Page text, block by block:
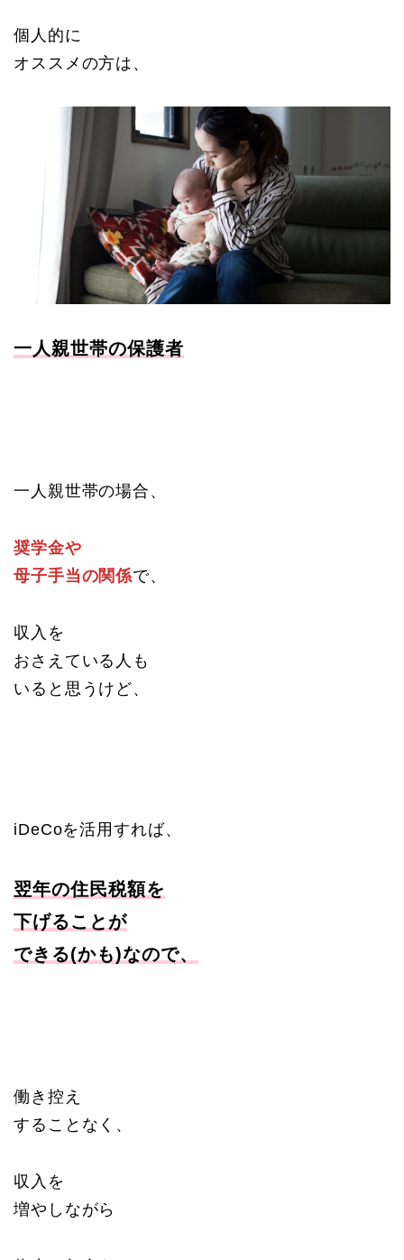
個人的に
オススメの方は、
一人親世帯の保護者
一人親世帯の場合、
奨学金や
母子手当の関係で、
収入を
おさえている人も
いると思うけど、
iDeCoを活用すれば、
翌年の住民税額を
下げることが
できる(かも)なので、
働き控え
することなく、
収入を
増やしながら